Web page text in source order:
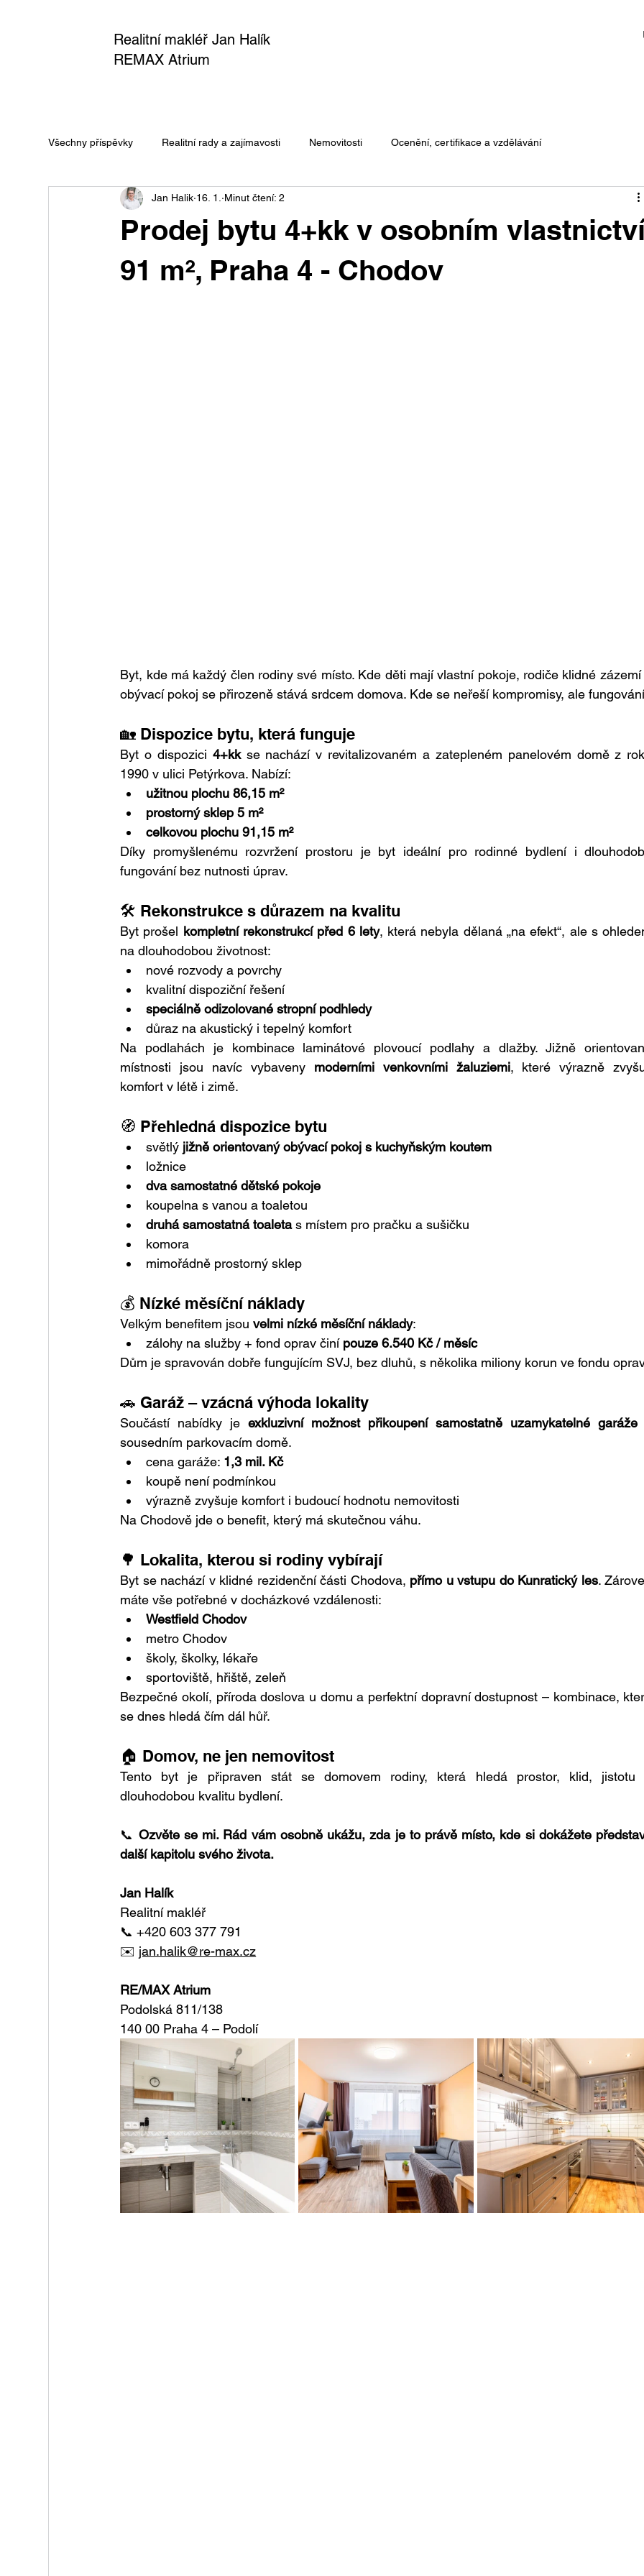
Realitní makléř Jan Halík
REMAX Atrium
Všechny příspěvky Realitní rady a zajímavosti Nemovitosti Ocenění, certifikace a vzdělávání
Prodej bytu 4+kk v osobním
91 m², Praha 4 - Chodov
Jan Halik 16. 1. Minut čtení: 2
Byt, kde má každý člen rodiny své místo. Kde děti mají vlastní pokoje, rodiče klidné zázemí
obývací pokoj se přirozeně stává srdcem domova. Kde se neřeší kompromisy, ale
🏡 Dispozice bytu, která funguje
Byt o dispozici 4+kk se nachází v revitalizovaném a zatepleném panelovém domě z
1990 v ulici Petýrkova. Nabízí:
užitnou plochu 86,15 m²
prostorný sklep 5 m²
celkovou plochu 91,15 m²
Díky promyšlenému rozvržení prostoru je byt ideální pro rodinné bydlení i
fungování bez nutnosti úprav.
🛠️ Rekonstrukce s důrazem na kvalitu
Byt prošel kompletní rekonstrukcí před 6 lety, která nebyla dělaná „na efekt“, ale s
na dlouhodobou životnost:
nové rozvody a povrchy
kvalitní dispoziční řešení
speciálně odizolované stropní podhledy
důraz na akustický i tepelný komfort
Na podlahách je kombinace laminátové plovoucí podlahy a dlažby. Jižně
místnosti jsou navíc vybaveny moderními venkovními žaluziemi, které výrazně
komfort v létě i zimě.
🧭 Přehledná dispozice bytu
světlý jižně orientovaný obývací pokoj s kuchyňským koutem
ložnice
dva samostatné dětské pokoje
koupelna s vanou a toaletou
druhá samostatná toaleta s místem pro pračku a sušičku
komora
mimořádně prostorný sklep
💰 Nízké měsíční náklady
Velkým benefitem jsou velmi nízké měsíční náklady:
zálohy na služby + fond oprav činí pouze 6.540 Kč / měsíc
Dům je spravován dobře fungujícím SVJ, bez dluhů, s několika miliony korun ve fondu
🚗 Garáž – vzácná výhoda lokality
Součástí nabídky je exkluzivní možnost přikoupení samostatně uzamykatelné garáže
sousedním parkovacím domě.
cena garáže: 1,3 mil. Kč
koupě není podmínkou
výrazně zvyšuje komfort i budoucí hodnotu nemovitosti
Na Chodově jde o benefit, který má skutečnou váhu.
🌳 Lokalita, kterou si rodiny vybírají
Byt se nachází v klidné rezidenční části Chodova, přímo u vstupu do Kunratický les.
máte vše potřebné v docházkové vzdálenosti:
Westfield Chodov
metro Chodov
školy, školky, lékaře
sportoviště, hřiště, zeleň
Bezpečné okolí, příroda doslova u domu a perfektní dopravní dostupnost – kombinace,
se dnes hledá čím dál hůř.
🏠 Domov, ne jen nemovitost
Tento byt je připraven stát se domovem rodiny, která hledá prostor, klid, jistotu
dlouhodobou kvalitu bydlení.
📞 Ozvěte se mi. Rád vám osobně ukážu, zda je to právě místo, kde si dokážete
další kapitolu svého života.
Jan Halík
Realitní makléř
📞 +420 603 377 791
✉️ jan.halik@re-max.cz
RE/MAX Atrium
Podolská 811/138
140 00 Praha 4 – Podolí